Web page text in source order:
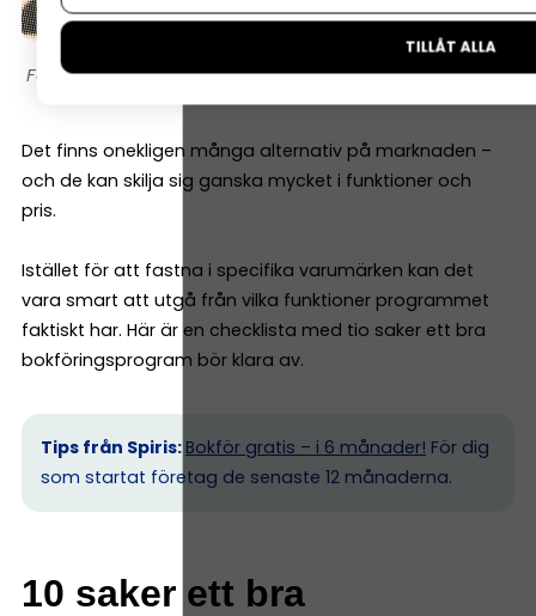
Montage/Canva
Det finns onekligen många alternativ på marknaden –
och de kan skilja sig ganska mycket i funktioner och
pris.
Istället för att fastna i specifika varumärken kan det
vara smart att utgå från vilka funktioner programmet
faktiskt har. Här är en checklista med tio saker ett bra
bokföringsprogram bör klara av.
Tips från Spiris: Bokför gratis – i 6 månader! För dig
som startat företag de senaste 12 månaderna.
10 saker ett bra
TILLÅT ALLA